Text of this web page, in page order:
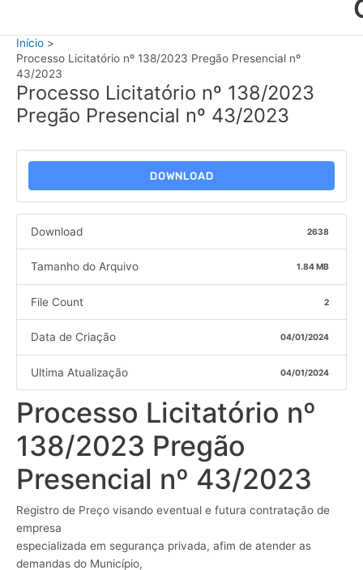
Início
Processo Licitatório nº 138/2023 Pregão Presencial nº
43/2023
Processo Licitatório nº 138/2023
Pregão Presencial nº 43/2023
DOWNLOAD
Download 2638
Tamanho do Arquivo 1.84 MB
File Count 2
Data de Criação 04/01/2024
Ultima Atualização 04/01/2024
Processo Licitatório nº
138/2023 Pregão
Presencial nº 43/2023
Registro de Preço visando eventual e futura contratação de
empresa
especializada em segurança privada, afim de atender as
demandas do Município,